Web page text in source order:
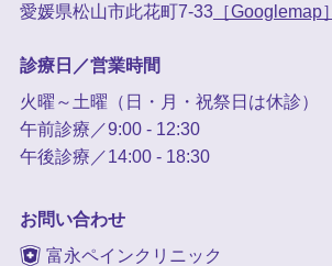
愛媛県松山市此花町7-33［Googlemap］
診療日／営業時間
火曜～土曜（日・月・祝祭日は休診）
午前診療／9:00 - 12:30
午後診療／14:00 - 18:30
お問い合わせ
富永ペインクリニック